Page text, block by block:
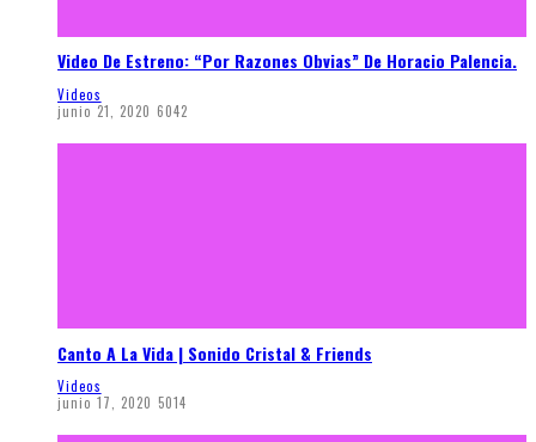
Video De Estreno: “Por Razones Obvias” De Horacio Palencia.
Videos
junio 21, 2020 6042
Canto A La Vida | Sonido Cristal & Friends
Videos
junio 17, 2020 5014